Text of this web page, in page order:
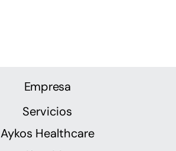
Empresa
Servicios
Aykos Healthcare